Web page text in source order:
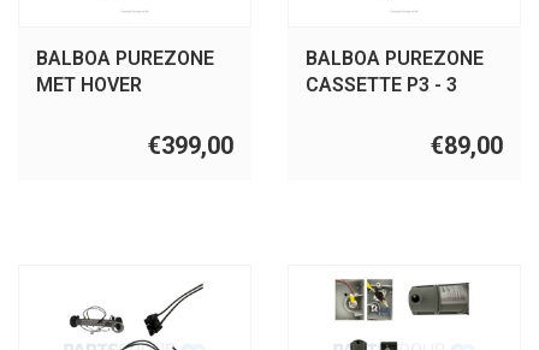
BALBOA PUREZONE
MET HOVER
€399,00
BALBOA PUREZONE
CASSETTE P3 - 3
€89,00